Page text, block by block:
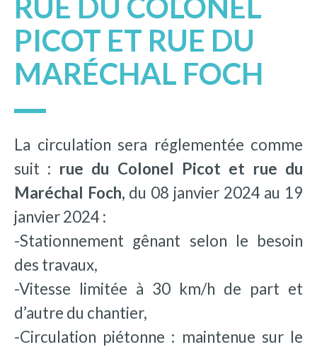
RUE DU COLONEL
PICOT ET RUE DU
MARÉCHAL FOCH
La circulation sera réglementée comme
suit : rue du Colonel Picot et rue du
Maréchal Foch, du 08 janvier 2024 au 19
janvier 2024 :
-Stationnement gênant selon le besoin
des travaux,
-Vitesse limitée à 30 km/h de part et
d’autre du chantier,
-Circulation piétonne : maintenue sur le